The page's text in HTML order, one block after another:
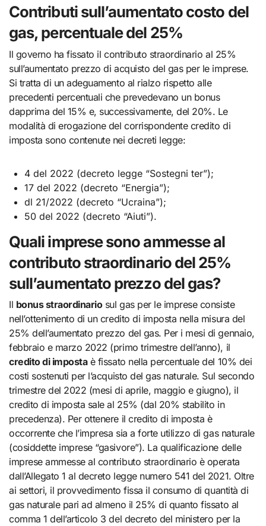
Contributi sull’aumentato costo del
gas, percentuale del 25%
Il governo ha fissato il contributo straordinario al 25%
sull’aumentato prezzo di acquisto del gas per le imprese.
Si tratta di un adeguamento al rialzo rispetto alle
precedenti percentuali che prevedevano un bonus
dapprima del 15% e, successivamente, del 20%. Le
modalità di erogazione del corrispondente credito di
imposta sono contenute nei decreti legge:
4 del 2022 (decreto legge “Sostegni ter”);
17 del 2022 (decreto “Energia”);
dl 21/2022 (decreto “Ucraina”);
50 del 2022 (decreto “Aiuti”).
Quali imprese sono ammesse al
contributo straordinario del 25%
sull’aumentato prezzo del gas?
Il bonus straordinariosul gas per le imprese consiste
nell’ottenimento di un credito di imposta nella misura del
25% dell’aumentato prezzo del gas. Per i mesi di gennaio,
febbraio e marzo 2022 (primo trimestre dell’anno), il
credito di impostaè fissato nella percentuale del 10% dei
costi sostenuti per l’acquisto del gas naturale. Sul secondo
trimestre del 2022 (mesi di aprile, maggio e giugno), il
credito di imposta sale al 25% (dal 20% stabilito in
precedenza). Per ottenere il credito di imposta è
occorrente che l’impresa sia a forte utilizzo di gas naturale
(cosiddette imprese “gasivore”). La qualificazione delle
imprese ammesse al contributo straordinario è operata
dall’Allegato 1 al decreto legge numero 541 del 2021. Oltre
ai settori, il provvedimento fissa il consumo di quantità di
gas naturale pari ad almeno il 25% di quanto fissato al
comma 1 dell’articolo 3 del decreto del ministero per la